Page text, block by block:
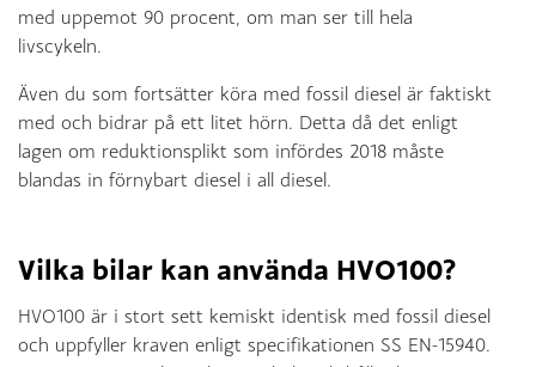
med uppemot 90 procent, om man ser till hela
livscykeln.
Även du som fortsätter köra med fossil diesel är faktiskt
med och bidrar på ett litet hörn. Detta då det enligt
lagen om reduktionsplikt som infördes 2018 måste
blandas in förnybart diesel i all diesel.
Vilka bilar kan använda HVO100?
HVO100 är i stort sett kemiskt identisk med fossil diesel
och uppfyller kraven enligt specifikationen SS EN-15940.